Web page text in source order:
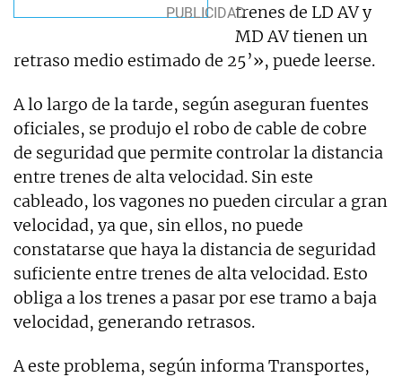
trenes de LD AV y
MD AV tienen un
retraso medio estimado de 25’», puede leerse.
A lo largo de la tarde, según aseguran fuentes
oficiales, se produjo el robo de cable de cobre
de seguridad que permite controlar la distancia
entre trenes de alta velocidad. Sin este
cableado, los vagones no pueden circular a gran
velocidad, ya que, sin ellos, no puede
constatarse que haya la distancia de seguridad
suficiente entre trenes de alta velocidad. Esto
obliga a los trenes a pasar por ese tramo a baja
velocidad, generando retrasos.
A este problema, según informa Transportes,